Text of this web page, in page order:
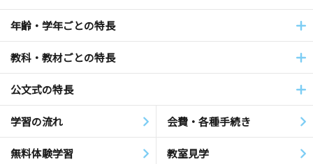
年齢・学年ごとの特長
教科・教材ごとの特長
公文式の特長
学習の流れ 会費・各種手続き
無料体験学習 教室見学